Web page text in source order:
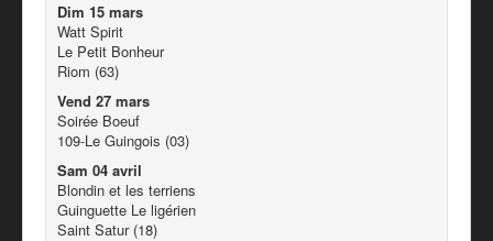
Dim 15 mars
Watt Spirit
Le Petit Bonheur
Riom (63)
Vend 27 mars
Soirée Boeuf
109-Le Guingois (03)
Sam 04 avril
Blondin et les terriens
Guinguette Le ligérien
Saint Satur (18)